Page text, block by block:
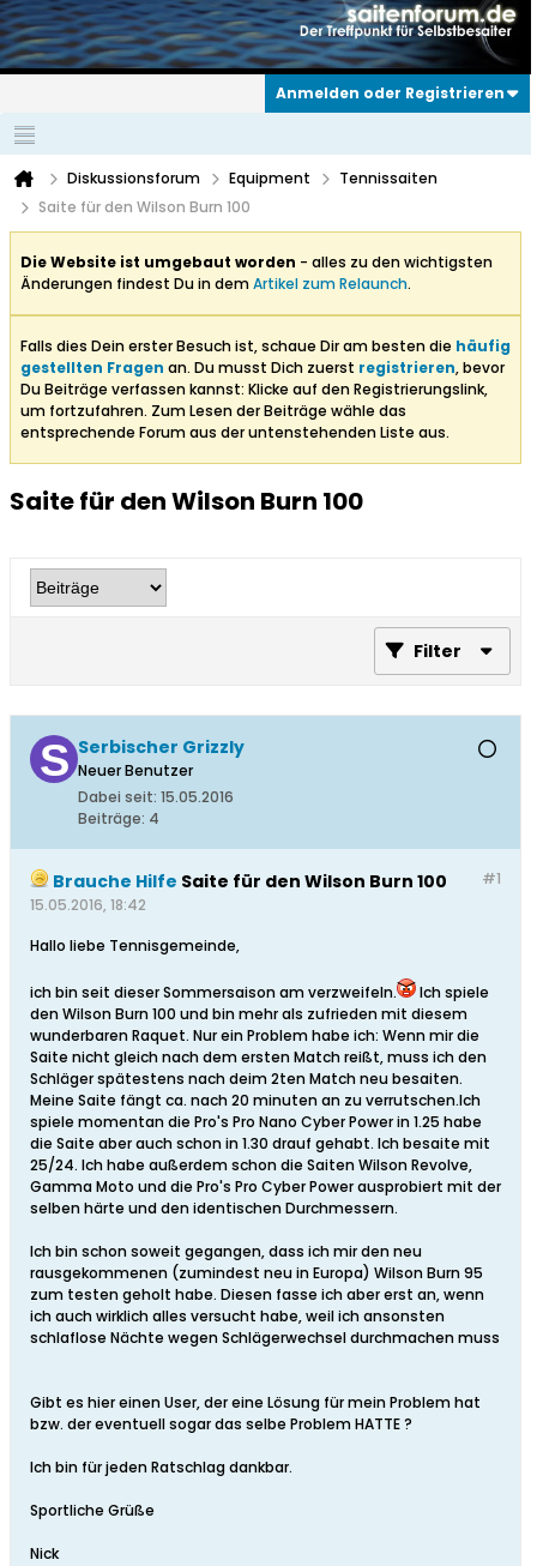
Anmelden oder Registrieren
Diskussionsforum Equipment
Tennissaiten
Saite für den Wilson Burn 100
Die Website ist umgebaut worden - alles zu den wichtigsten
Änderungen findest Du in demArtikel zum Relaunch.
Falls dies Dein erster Besuch ist, schaue Dir am besten die häufig
gestellten Fragen an. Du musst Dich zuerst registrieren, bevor
Du Beiträge verfassen kannst: Klicke auf den Registrierungslink,
um fortzufahren. Zum Lesen der Beiträge wähle das
entsprechende Forum aus der untenstehenden Liste aus.
Saite für den Wilson Burn 100
Filter
Serbischer Grizzly
Neuer Benutzer
Dabei seit: 15.05.2016
Beiträge: 4
#1
Brauche Hilfe Saite für den Wilson Burn 100
15.05.2016, 18:42
Hallo liebe Tennisgemeinde,
ich bin seit dieser Sommersaison am verzweifeln.
Ich spiele
den Wilson Burn 100 und bin mehr als zufrieden mit diesem
wunderbaren Raquet. Nur ein Problem habe ich: Wenn mir die
Saite nicht gleich nach dem ersten Match reißt, muss ich den
Schläger spätestens nach deim 2ten Match neu besaiten.
Meine Saite fängt ca. nach 20 minuten an zu verrutschen.Ich
spiele momentan die Pro's Pro Nano Cyber Power in 1.25 habe
die Saite aber auch schon in 1.30 drauf gehabt. Ich besaite mit
25/24. Ich habe außerdem schon die Saiten Wilson Revolve,
Gamma Moto und die Pro's Pro Cyber Power ausprobiert mit der
selben härte und den identischen Durchmessern.
Ich bin schon soweit gegangen, dass ich mir den neu
rausgekommenen (zumindest neu in Europa) Wilson Burn 95
zum testen geholt habe. Diesen fasse ich aber erst an, wenn
ich auch wirklich alles versucht habe, weil ich ansonsten
schlaflose Nächte wegen Schlägerwechsel durchmachen muss
Gibt es hier einen User, der eine Lösung für mein Problem hat
bzw. der eventuell sogar das selbe Problem HATTE ?
Ich bin für jeden Ratschlag dankbar.
Sportliche Grüße
Nick